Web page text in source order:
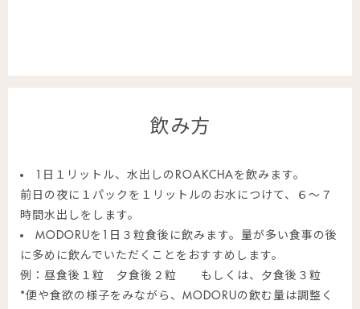
飲み方
1日１リットル、水出しのROAKCHAを飲みます。
前日の夜に１パックを１リットルのお水につけて、６〜７
時間水出しをします。
MODORUを1日３粒食後に飲みます。量が多い食事の後
に多めに飲んでいただくことをおすすめします。
例：昼食後１粒 夕食後２粒 もしくは、夕食後３粒
*便や食欲の様子をみながら、MODORUの飲む量は調整く